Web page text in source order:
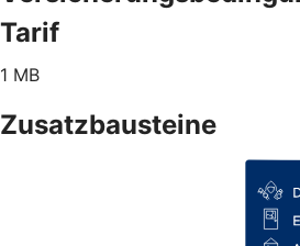
Tarif
1 MB
Zusatzbausteine